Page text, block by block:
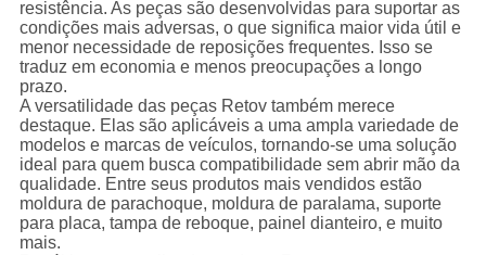
resistência. As peças são desenvolvidas para suportar as
condições mais adversas, o que significa maior vida útil e
menor necessidade de reposições frequentes. Isso se
traduz em economia e menos preocupações a longo
prazo.
A versatilidade das peças Retov também merece
destaque. Elas são aplicáveis a uma ampla variedade de
modelos e marcas de veículos, tornando-se uma solução
ideal para quem busca compatibilidade sem abrir mão da
qualidade. Entre seus produtos mais vendidos estão
moldura de parachoque, moldura de paralama, suporte
para placa, tampa de reboque, painel dianteiro, e muito
mais.